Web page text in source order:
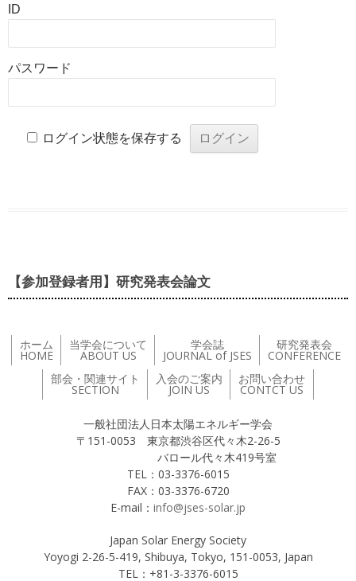
ID
パスワード
ログイン状態を保存する
【参加登録者用】研究発表会論文
ホーム
HOME
当学会について
ABOUT US
学会誌
JOURNAL of JSES
研究発表会
CONFERENCE
部会・関連サイト
SECTION
入会のご案内
JOIN US
お問い合わせ
CONTCT US
一般社団法人日本太陽エネルギー学会
〒151-0053 東京都渋谷区代々木2-26-5
バロール代々木419号室
TEL：03-3376-6015
FAX：03-3376-6720
E-mail： info@jses-solar.jp
Japan Solar Energy Society
Yoyogi 2-26-5-419, Shibuya, Tokyo, 151-0053, Japan
TEL：+81-3-3376-6015